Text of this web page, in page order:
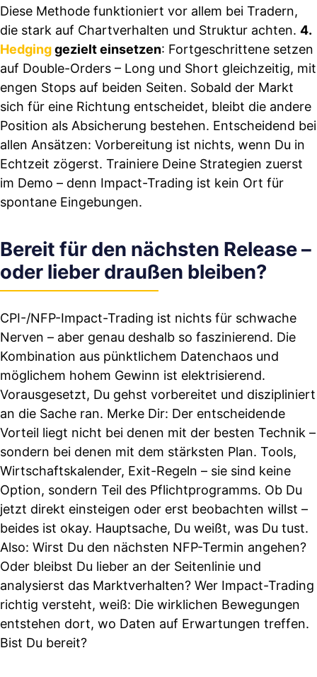
Diese Methode funktioniert vor allem bei Tradern,
die stark auf Chartverhalten und Struktur achten. 4.
Hedginggezielt einsetzen: Fortgeschrittene setzen
auf Double-Orders – Long und Short gleichzeitig, mit
engen Stops auf beiden Seiten. Sobald der Markt
sich für eine Richtung entscheidet, bleibt die andere
Position als Absicherung bestehen. Entscheidend bei
allen Ansätzen: Vorbereitung ist nichts, wenn Du in
Echtzeit zögerst. Trainiere Deine Strategien zuerst
im Demo – denn Impact-Trading ist kein Ort für
spontane Eingebungen.
Bereit für den nächsten Release –
oder lieber draußen bleiben?
CPI-/NFP-Impact-Trading ist nichts für schwache
Nerven – aber genau deshalb so faszinierend. Die
Kombination aus pünktlichem Datenchaos und
möglichem hohem Gewinn ist elektrisierend.
Vorausgesetzt, Du gehst vorbereitet und diszipliniert
an die Sache ran. Merke Dir: Der entscheidende
Vorteil liegt nicht bei denen mit der besten Technik –
sondern bei denen mit dem stärksten Plan. Tools,
Wirtschaftskalender, Exit-Regeln – sie sind keine
Option, sondern Teil des Pflichtprogramms. Ob Du
jetzt direkt einsteigen oder erst beobachten willst –
beides ist okay. Hauptsache, Du weißt, was Du tust.
Also: Wirst Du den nächsten NFP-Termin angehen?
Oder bleibst Du lieber an der Seitenlinie und
analysierst das Marktverhalten? Wer Impact-Trading
richtig versteht, weiß: Die wirklichen Bewegungen
entstehen dort, wo Daten auf Erwartungen treffen.
Bist Du bereit?